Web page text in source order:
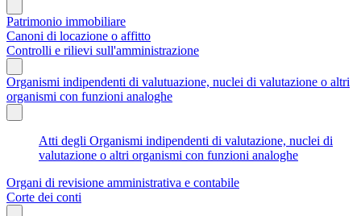
Patrimonio immobiliare
Canoni di locazione o affitto
Controlli e rilievi sull'amministrazione
Organismi indipendenti di valutuazione, nuclei di valutazione o altri
organismi con funzioni analoghe
Atti degli Organismi indipendenti di valutazione, nuclei di
valutazione o altri organismi con funzioni analoghe
Organi di revisione amministrativa e contabile
Corte dei conti